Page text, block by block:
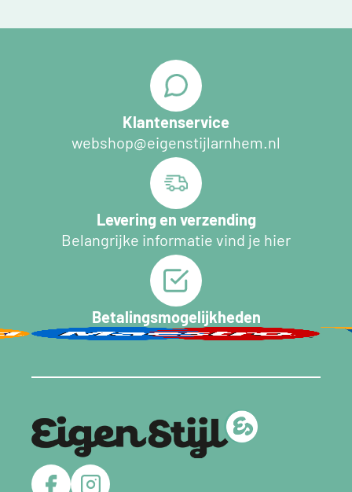
Klantenservice
webshop@eigenstijlarnhem.nl
Levering en verzending
Belangrijke informatie vind je hier
Betalingsmogelijkheden